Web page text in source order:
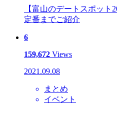
【富山のデートスポット
定番までご紹介
6
159,672 Views
2021.09.08
まとめ
イベント